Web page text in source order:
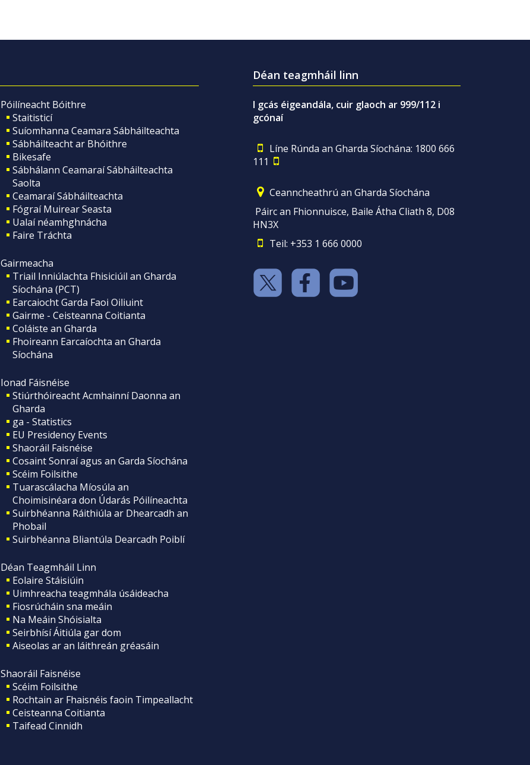
Póilíneacht Bóithre
Staitisticí
Suíomhanna Ceamara Sábháilteachta
Sábháilteacht ar Bhóithre
Bikesafe
Sábhálann Ceamaraí Sábháilteachta
Saolta
Ceamaraí Sábháilteachta
Fógraí Muirear Seasta
Ualaí néamhghnácha
Faire Tráchta
Gairmeacha
Triail Inniúlachta Fhisiciúil an Gharda
Síochána (PCT)
Earcaiocht Garda Faoi Oiliuint
Gairme - Ceisteanna Coitianta
Coláiste an Gharda
Fhoireann Earcaíochta an Gharda
Síochána
Ionad Fáisnéise
Stiúrthóireacht Acmhainní Daonna an
Gharda
ga - Statistics
EU Presidency Events
Shaoráil Faisnéise
Cosaint Sonraí agus an Garda Síochána
Scéim Foilsithe
Tuarascálacha Míosúla an
Choimisinéara don Údarás Póilíneachta
Suirbhéanna Ráithiúla ar Dhearcadh an
Phobail
Suirbhéanna Bliantúla Dearcadh Poiblí
Déan Teagmháil Linn
Eolaire Stáisiúin
Uimhreacha teagmhála úsáideacha
Fiosrúcháin sna meáin
Na Meáin Shóisialta
Seirbhísí Áitiúla gar dom
Aiseolas ar an láithreán gréasáin
Shaoráil Faisnéise
Scéim Foilsithe
Rochtain ar Fhaisnéis faoin Timpeallacht
Ceisteanna Coitianta
Taifead Cinnidh
Déan teagmháil linn
I gcás éigeandála, cuir glaoch ar 999/112 i
gcónaí
Líne Rúnda an Gharda Síochána: 1800 666
111
Ceanncheathrú an Gharda Síochána
Páirc an Fhionnuisce, Baile Átha Cliath 8, D08
HN3X
Teil: +353 1 666 0000